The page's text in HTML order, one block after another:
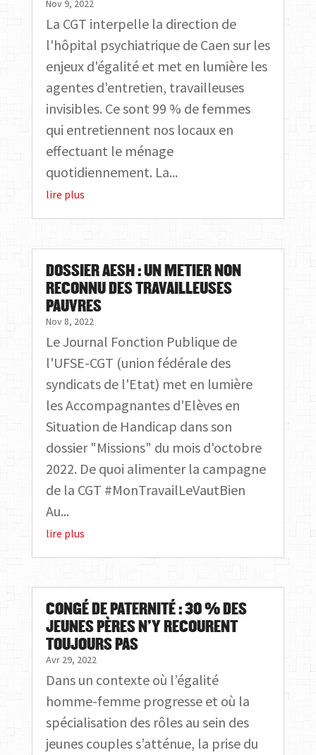
Nov 9, 2022
La CGT interpelle la direction de
l'hôpital psychiatrique de Caen sur les
enjeux d'égalité et met en lumière les
agentes d'entretien, travailleuses
invisibles. Ce sont 99 % de femmes
qui entretiennent nos locaux en
effectuant le ménage
quotidiennement. La...
lire plus
DOSSIER AESH : UN METIER NON
RECONNU DES TRAVAILLEUSES
PAUVRES
Nov 8, 2022
Le Journal Fonction Publique de
l'UFSE-CGT (union fédérale des
syndicats de l'Etat) met en lumière
les Accompagnantes d'Elèves en
Situation de Handicap dans son
dossier "Missions" du mois d'octobre
2022. De quoi alimenter la campagne
de la CGT #MonTravailLeVautBien
Au...
lire plus
CONGÉ DE PATERNITÉ : 30 % DES
JEUNES PÈRES N’Y RECOURENT
TOUJOURS PAS
Avr 29, 2022
Dans un contexte où l’égalité
homme-femme progresse et où la
spécialisation des rôles au sein des
jeunes couples s’atténue, la prise du